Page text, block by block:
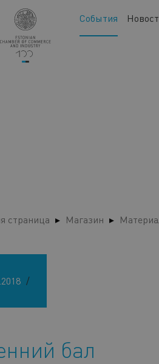
Main
navigation
События
страница Магазин
бал